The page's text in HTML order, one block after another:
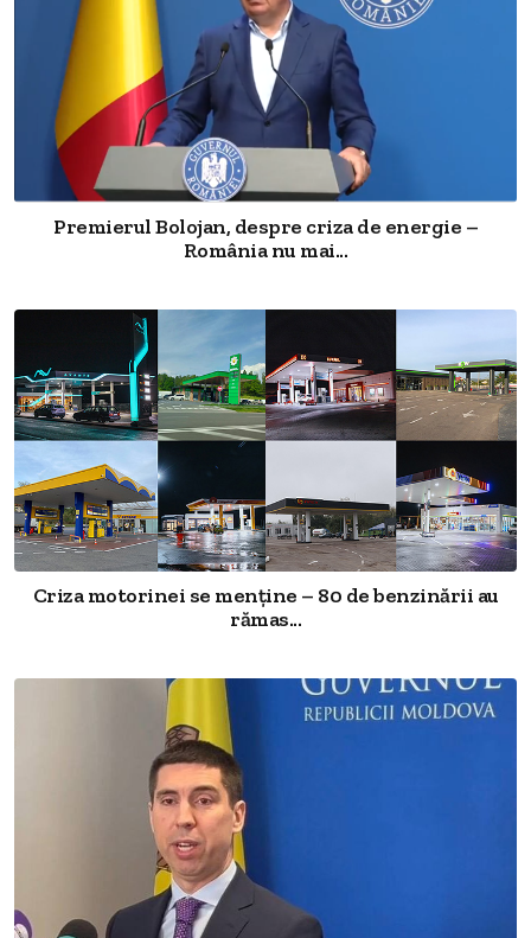
Premierul Bolojan, despre criza de energie –
România nu mai...
Criza motorinei se menține – 80 de benzinării au
rămas...